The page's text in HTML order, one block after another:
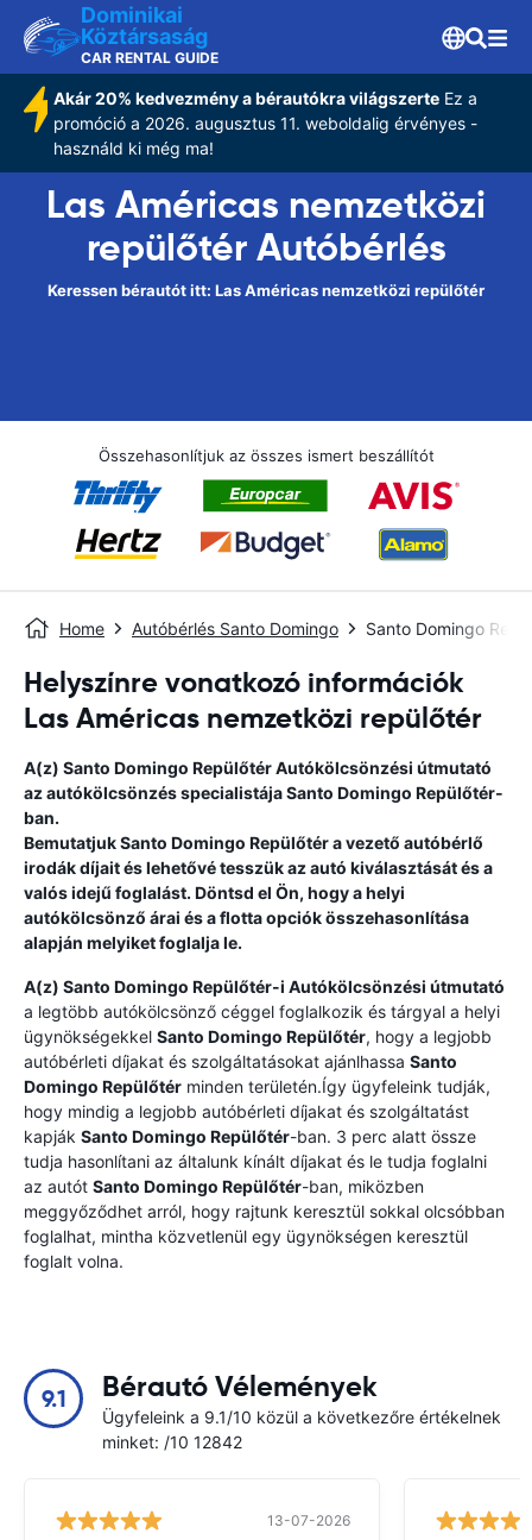
Dominikai
Köztársaság
CAR RENTAL GUIDE
Akár 20% kedvezmény a bérautókra világszerteEz a
promóció a 2026. augusztus 11. weboldalig érvényes -
használd ki még ma!
Las Américas nemzetközi
repülőtér Autóbérlés
Keressen bérautót itt: Las Américas nemzetközi repülőtér
Összehasonlítjuk az összes ismert beszállítót
Home Autóbérlés Santo Domingo Santo Domingo
Helyszínre vonatkozó információk
Las Américas nemzetközi repülőtér
A(z) Santo Domingo RepülőtérAutókölcsönzési útmutató
az autókölcsönzés specialistájaSanto Domingo Repülőtér-
ban.
BemutatjukSanto Domingo Repülőtéra vezető autóbérlő
irodák díjait és lehetővé tesszük az autó kiválasztását és a
valós idejű foglalást. Döntsd el Ön, hogy a helyi
autókölcsönző árai és a flotta opciók összehasonlítása
alapján melyiket foglalja le.
A(z) Santo Domingo Repülőtér-i Autókölcsönzési útmutató
a legtöbb autókölcsönző céggel foglalkozik és tárgyal a helyi
ügynökségekkel Santo Domingo Repülőtér, hogy a legjobb
autóbérleti díjakat és szolgáltatásokat ajánlhassa Santo
Domingo Repülőtér minden területén.Így ügyfeleink tudják,
hogy mindig a legjobb autóbérleti díjakat és szolgáltatást
kapják Santo Domingo Repülőtér-ban. 3 perc alatt össze
tudja hasonlítani az általunk kínált díjakat és le tudja foglalni
az autót Santo Domingo Repülőtér-ban, miközben
meggyőződhet arról, hogy rajtunk keresztül sokkal olcsóbban
foglalhat, mintha közvetlenül egy ügynökségen keresztül
foglalt volna.
9.1 Bérautó Vélemények
Ügyfeleink a 9.1/10 közül a következőre értékelnek
minket: /10 12842
13-07-2026